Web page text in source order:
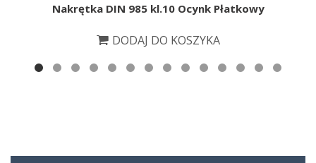
Nakrętka DIN 985 kl.10 Ocynk Płatkowy
DODAJ DO KOSZYKA